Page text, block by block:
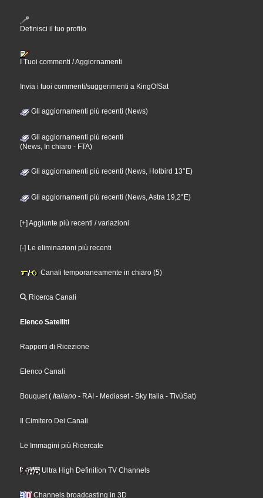
Definisci il tuo profilo
I Tuoi commenti / Aggiornamenti
Invia i tuoi commenti/suggerimenti a KingOfSat
Gli aggiornamenti più recenti (News)
Gli aggiornamenti più recenti
(News, In chiaro - FTA)
Gli aggiornamenti più recenti (News, Hotbird 13°E)
Gli aggiornamenti più recenti (News, Astra 19,2°E)
[+] Aggiunte più recenti / variazioni
[-] Le eliminazioni più recenti
Canali temporaneamente in chiaro (5)
Ricerca Canali
Elenco Satelliti
Rapporti di Ricezione
Elenco Canali
Bouquet ( Italiano - RAI - Mediaset - Sky Italia - TivùSat)
Il Cimitero Dei Canali
Le Immagini più Ricercate
Ultra High Definition TV Channels
Channels broadcasting in 3D